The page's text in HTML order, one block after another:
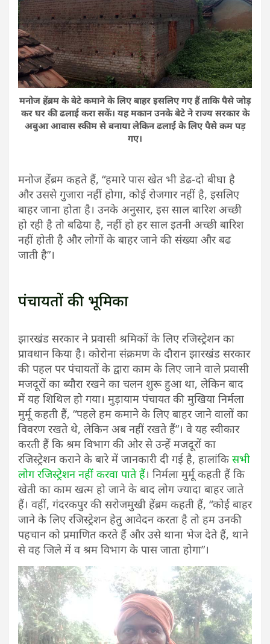
मनोज हेंब्रम के बेटे कमाने के लिए बाहर इसलिए गए हैं ताकि पैसे जोड़
कर घर की ढलाई करा सकें। यह मकान उनके बेटे ने राज्य सरकार के
अबुआ आवास स्कीम से बनाया लेकिन ढलाई के लिए पैसे कम पड़
गए।
मनोज हेंब्रम कहते हैं, “हमारे पास खेत भी डेढ-दो बीघा है
और उससे गुजारा नहीं होगा, कोई रोजगार नहीं है, इसलिए
बाहर जाना होता है। उनके अनुसार, इस साल बारिश अच्छी
हो रही है तो बढिया है, नहीं हो हर साल इतनी अच्छी बारिश
नहीं होती है और लोगों के बाहर जाने की संख्या और बढ
जाती है”।
पंचायतों की भूमिका
झारखंड सरकार ने प्रवासी श्रमिकों के लिए रजिस्ट्रेशन का
प्रावधान किया है। कोरोना संक्रमण के दौरान झारखंड सरकार
की पहल पर पंचायतों के द्वारा काम के लिए जाने वाले प्रवासी
मजदूरों का ब्यौरा रखने का चलन शुरू हुआ था, लेकिन बाद
में यह शिथिल हो गया। मुड़ायाम पंचायत की मुखिया निर्मला
मुर्मू कहती हैं, “पहले हम कमाने के लिए बाहर जाने वालों का
विवरण रखते थे, लेकिन अब नहीं रखते हैं”। वे यह स्वीकार
करती हैं कि श्रम विभाग की ओर से उन्हें मजदूरों का
रजिस्ट्रेशन कराने के बारे में जानकारी दी गई है, हालांकि सभी
लोग रजिस्ट्रेशन नहीं करवा पाते हैं। निर्मला मुर्मू कहती हैं कि
खेती का काम खत्म हो जाने के बाद लोग ज्यादा बाहर जाते
हैं। वहीं, गंदरकपुर की सरोजमुखी हेंब्रम कहती हैं, “कोई बाहर
जाने के लिए रजिस्ट्रेशन हेतु आवेदन करता है तो हम उनकी
पहचान को प्रमाणित करते हैं और उसे थाना भेज देते हैं, थाने
से वह जिले में व श्रम विभाग के पास जाता होगा”।